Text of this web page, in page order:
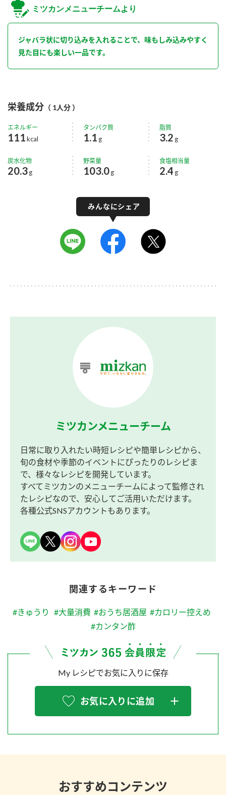
ミツカンメニューチームより
ジャバラ状に切り込みを入れることで、味もしみ込みやすく
見た目にも楽しい一品です。
栄養成分 （ 1人分 ）
エネルギー
111kcal
タンパク質
1.1 g
脂質
3.2 g
炭水化物
20.3g
野菜量
103.0g
食塩相当量
2.4 g
ミツカンメニューチーム
日常に取り入れたい時短レシピや簡単レシピから、
旬の食材や季節のイベントにぴったりのレシピま
で、様々なレシピを開発しています。
すべてミツカンのメニューチームによって監修され
たレシピなので、安心してご活用いただけます。
各種公式SNSアカウントもあります。
関連するキーワード
#きゅうり #大量消費 #おうち居酒屋 #カロリー控えめ
#カンタン酢
My レシピでお気に入りに保存
お気に入りに追加
おすすめコンテンツ